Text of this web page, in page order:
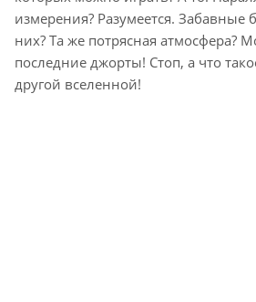
измерения? Разумеется. Забавные
них? Та же потрясная атмосфера?
последние джорты! Стоп, а что
другой вселенной!